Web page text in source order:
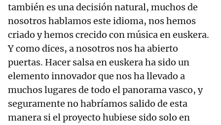
también es una decisión natural, muchos de
nosotros hablamos este idioma, nos hemos
criado y hemos crecido con música en euskera.
Y como dices, a nosotros nos ha abierto
puertas. Hacer salsa en euskera ha sido un
elemento innovador que nos ha llevado a
muchos lugares de todo el panorama vasco, y
seguramente no habríamos salido de esta
manera si el proyecto hubiese sido solo en